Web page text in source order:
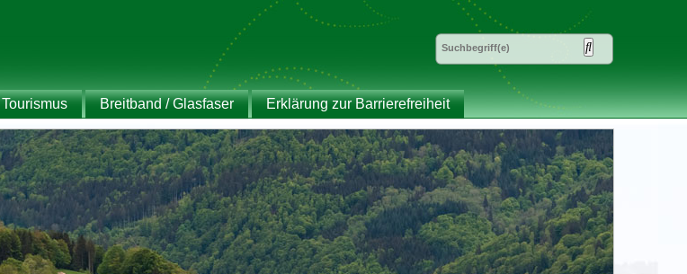
Tourismus Breitband / Glasfaser Erklärung zur Barrierefreiheit